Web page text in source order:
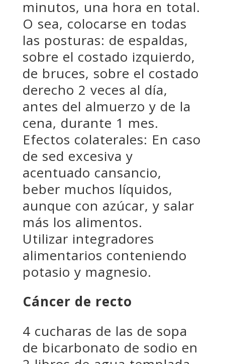
minutos, una hora en total.
O sea, colocarse en todas
las posturas: de espaldas,
sobre el costado izquierdo,
de bruces, sobre el costado
derecho 2 veces al día,
antes del almuerzo y de la
cena, durante 1 mes.
Efectos colaterales: En caso
de sed excesiva y
acentuado cansancio,
beber muchos líquidos,
aunque con azúcar, y salar
más los alimentos.
Utilizar integradores
alimentarios conteniendo
potasio y magnesio.
Cáncer de recto
4 cucharas de las de sopa
de bicarbonato de sodio en